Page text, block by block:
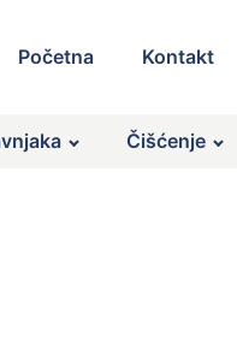
Početna Kontakt
Čišćenje